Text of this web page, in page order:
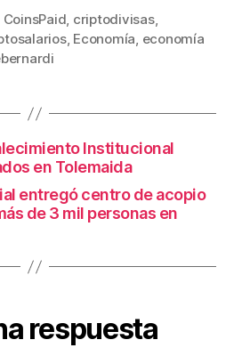
m
p
tir
CoinsPaid, criptodivisas,
, Economía, economía
Institucional
en Tolemaida
entregó centro de acopio
de 3 mil personas en
respuesta